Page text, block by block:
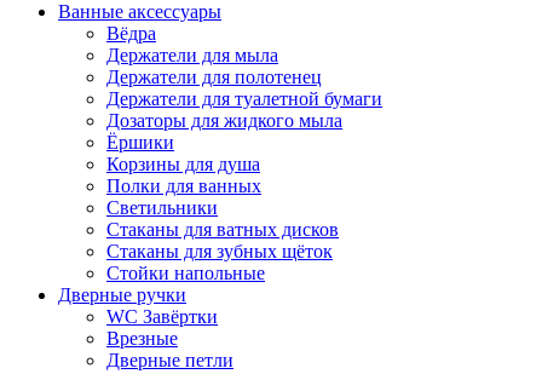
Ванные аксессуары
Вёдра
Держатели для мыла
Держатели для полотенец
Держатели для туалетной бумаги
Дозаторы для жидкого мыла
Ёршики
Корзины для душа
Полки для ванных
Светильники
Стаканы для ватных дисков
Стаканы для зубных щёток
Стойки напольные
Дверные ручки
WC Завёртки
Врезные
Дверные петли